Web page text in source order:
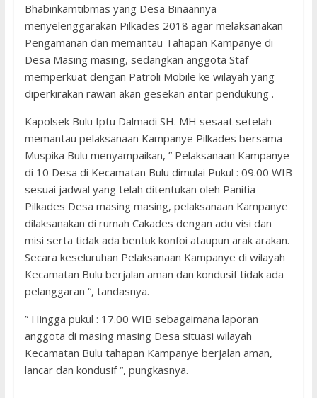
Bhabinkamtibmas yang Desa Binaannya
menyelenggarakan Pilkades 2018 agar melaksanakan
Pengamanan dan memantau Tahapan Kampanye di
Desa Masing masing, sedangkan anggota Staf
memperkuat dengan Patroli Mobile ke wilayah yang
diperkirakan rawan akan gesekan antar pendukung .
Kapolsek Bulu Iptu Dalmadi SH. MH sesaat setelah
memantau pelaksanaan Kampanye Pilkades bersama
Muspika Bulu menyampaikan, ” Pelaksanaan Kampanye
di 10 Desa di Kecamatan Bulu dimulai Pukul : 09.00 WIB
sesuai jadwal yang telah ditentukan oleh Panitia
Pilkades Desa masing masing, pelaksanaan Kampanye
dilaksanakan di rumah Cakades dengan adu visi dan
misi serta tidak ada bentuk konfoi ataupun arak arakan.
Secara keseluruhan Pelaksanaan Kampanye di wilayah
Kecamatan Bulu berjalan aman dan kondusif tidak ada
pelanggaran “, tandasnya.
” Hingga pukul : 17.00 WIB sebagaimana laporan
anggota di masing masing Desa situasi wilayah
Kecamatan Bulu tahapan Kampanye berjalan aman,
lancar dan kondusif “, pungkasnya.